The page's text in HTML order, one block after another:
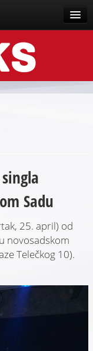
Sadu
25. april) od
novosadskom
Telečkog 10).